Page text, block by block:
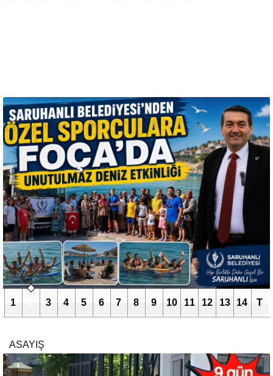
1 3 4 5 6 7 8 9 10 11 12 13 14 T
ASAYIŞ